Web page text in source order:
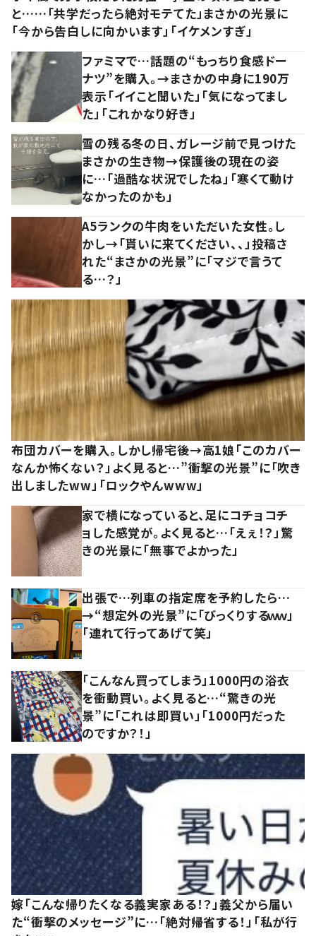
と……「共学だったら絶対モテてた」まさかの光景に
「今から告白しに向かいます」「イケメンすぎ」
ファミマで…話題の“もっちり食感ドー
ナツ”を購入。→まさかの中身に190万
表示「イイこと聞いた」「気になってまし
た」「これかなり好き」
雪の残る冬の日、ガレージ前で見つけた
まさかの生き物→保護後の現在の姿
に…「過酷な状況でしたね」「寒くて動け
なかったのかも」
A5ランクの牛肉をいただいた女性。し
かし→「貰いに来てください、、」投稿さ
れた“まさかの光景”に「マジで言うて
る…？」
布団カバーを購入。しかし帰宅後→高1娘「このカバー
なんか怖くない？」よく見ると…”衝撃の光景”に「吹き
出しましたww」「ロックやんwww」
家で横になっていると、足にコチョコチ
ョした感覚が。よく見ると…「えぇ！？」驚
きの光景に「無事でよかった」
出張で…列車の指定席を予約したら…
→“想定外の光景”に「びっくりするｗｗ」
「連れて行ってあげて笑」
「こんなん買ってしまう」1000円の浴衣
を衝動買い。よく見ると…“驚きの光
景”に「これは即買い」「1000円だった
のですか？！」
嫁「こんな帰りたくなる義実家ある！？」義父から届い
た“衝撃のメッセージ”に…「絶対帰省する！」「私が行